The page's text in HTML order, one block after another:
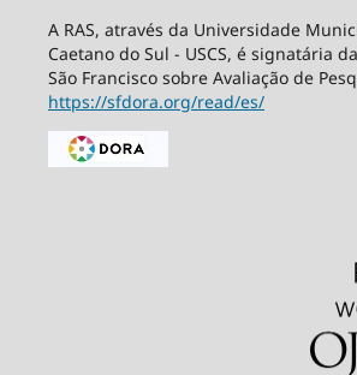
A RAS, através da Universidade
Caetano do Sul - USCS, é signatária
São Francisco sobre Avaliação de
https://sfdora.org/read/es/